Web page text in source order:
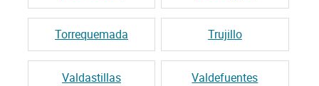
Torrequemada Trujillo
Valdastillas Valdefuentes